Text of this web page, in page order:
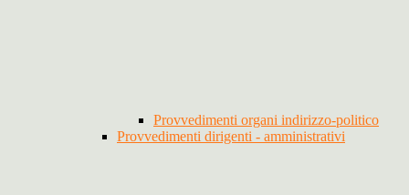
Provvedimenti organi indirizzo-politico
Provvedimenti dirigenti - amministrativi